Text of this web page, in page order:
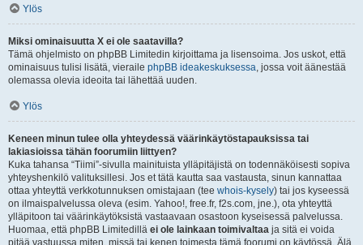
Ylös
Miksi ominaisuutta X ei ole saatavilla?
Tämä ohjelmisto on phpBB Limitedin kirjoittama ja lisensoima. Jos uskot, että
ominaisuus tulisi lisätä, vieraile phpBB ideakeskuksessa, jossa voit äänestää
olemassa olevia ideoita tai lähettää uuden.
Ylös
Keneen minun tulee olla yhteydessä väärinkäytöstapauksissa tai
lakiasioissa tähän foorumiin liittyen?
Kuka tahansa “Tiimi”-sivulla mainituista ylläpitäjistä on todennäköisesti sopiva
yhteyshenkilö valituksillesi. Jos et tätä kautta saa vastausta, sinun kannattaa
ottaa yhteyttä verkkotunnuksen omistajaan (tee whois-kysely) tai jos kyseessä
on ilmaispalvelussa oleva (esim. Yahoo!, free.fr, f2s.com, jne.), ota yhteyttä
ylläpitoon tai väärinkäytöksistä vastaavaan osastoon kyseisessä palvelussa.
Huomaa, että phpBB Limitedillä ei ole lainkaan toimivaltaa ja sitä ei voida
pitää vastuussa miten, missä tai kenen toimesta tämä foorumi on käytössä. Älä